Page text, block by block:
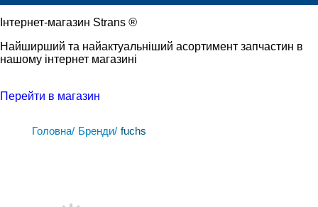
Iнтернет-магазин Strans ®
Найширший та найактуальніший асортимент запчастин в
нашому інтернет магазині
Перейти в магазин
Головна/ Бренди/ fuchs